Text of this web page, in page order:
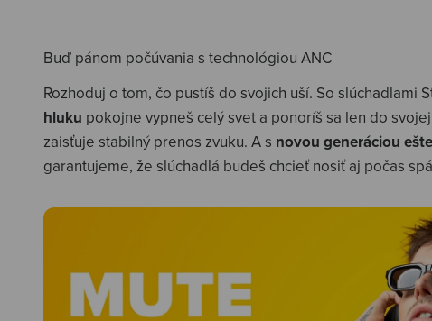
Buď pánom počúvania s technológiou ANC
Rozhoduj o tom, čo pustíš do svojich uší. So slúchadlami
hluku pokojne vypneš celý svet a ponoríš sa len do
zaisťuje stabilný prenos zvuku. A s novou generáciou
garantujeme, že slúchadlá budeš chcieť nosiť aj počas